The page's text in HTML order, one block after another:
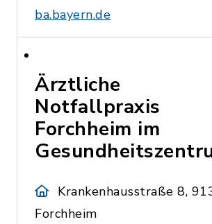
ba.bayern.de
Ärztliche
Notfallpraxis
Forchheim im
Krankenhausstraße 8,
Forchheim